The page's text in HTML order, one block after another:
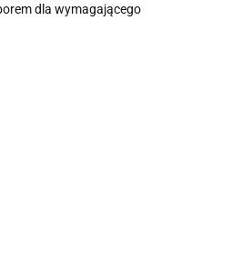
dla wymagającego